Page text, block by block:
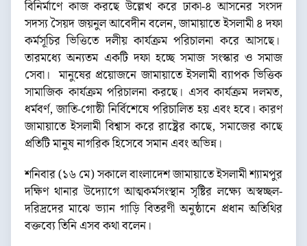
বিনির্মাণে কাজ করছে উল্লেখ করে ঢাকা-৪ আসনের সংসদ
সদস্য সৈয়দ জয়নুল আবেদীন বলেন, জামায়াতে ইসলামী ৪ দফা
কর্মসূচির ভিত্তিতে দলীয় কার্যক্রম পরিচালনা করে আসছে।
তারমধ্যে অন্যতম একটি দফা হচ্ছে সমাজ সংস্কার ও সমাজ
সেবা। মানুষের প্রয়োজনে জামায়াতে ইসলামী ব্যাপক ভিত্তিক
সামাজিক কার্যক্রম পরিচালনা করছে। এসব কার্যক্রম দলমত,
ধর্মবর্ণ, জাতি-গোষ্ঠী নির্বিশেষে পরিচালিত হয় এবং হবে। কারণ
জামায়াতে ইসলামী বিশ্বাস করে রাষ্ট্রের কাছে, সমাজের কাছে
প্রতিটি মানুষ নাগরিক হিসেবে সমান এবং অভিন্ন।
শনিবার (১৬ মে) সকালে বাংলাদেশ জামায়াতে ইসলামী শ্যামপুর
দক্ষিণ থানার উদ্যোগে আত্মকর্মসংস্থান সৃষ্টির লক্ষ্যে অস্বচ্ছল-
দরিদ্রদের মাঝে ভ্যান গাড়ি বিতরণী অনুষ্ঠানে প্রধান অতিথির
বক্তব্যে তিনি এসব কথা বলেন।